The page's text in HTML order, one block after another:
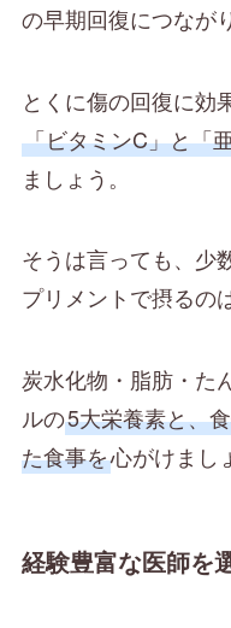
の早期回復につなが
とくに傷の回復に効
「ビタミンC」と「
ましょう。
そうは言っても、少
プリメントで摂るの
炭水化物・脂肪・た
ルの5大栄養素と、
た食事を心がけまし
経験豊富な医師を